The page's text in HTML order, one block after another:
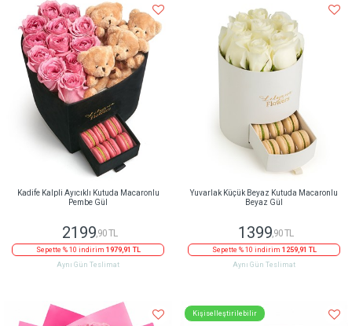
Kadife Kalpli Ayıcıklı Kutuda Macaronlu
Pembe Gül
2199,90 TL
Sepette % 10 indirim 1979,91 TL
Aynı Gün Teslimat
Yuvarlak Küçük Beyaz Kutuda Macaronlu
Beyaz Gül
1399,90 TL
Sepette % 10 indirim 1259,91 TL
Aynı Gün Teslimat
Kişiselleştirilebilir